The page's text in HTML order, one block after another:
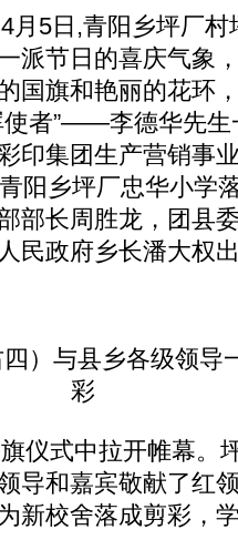
5日,青阳乡坪厂村
派节日的喜庆气象
国旗和艳丽的花环
使者”——李德华先
印集团生产营销事
阳乡坪厂忠华小学
部长周胜龙，团县
民政府乡长潘大权
四）与县乡各级领导
彩
式中拉开帷幕。
导和嘉宾敬献了红
新校舍落成剪彩，